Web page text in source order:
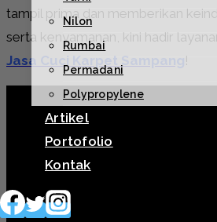
Nilon
Rumbai
Permadani
Polypropylene
Artikel
Portofolio
Kontak
tampil prima dan memberikan
serta kenyamanan, kini hadir
Jasa Cuci Karpet Sampang!